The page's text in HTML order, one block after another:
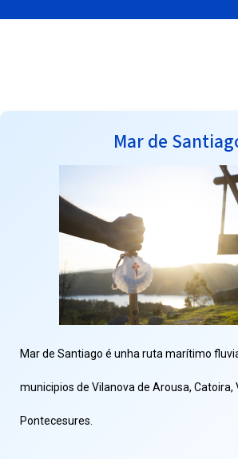
Mar de
Mar de Santiago é unha ruta marítimo
municipios de Vilanova de Arousa, Catoira,
Pontecesures.